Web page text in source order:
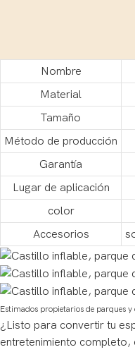
Nombre
Material
Tamaño
Método de producción
Garantía
Lugar de aplicación
color
Accesorios
Estimados propietarios de parques
¿Listo para convertir tu
entretenimiento completo,